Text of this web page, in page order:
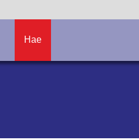
Hae